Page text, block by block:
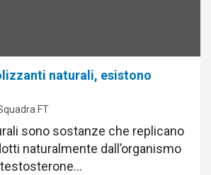
naturali, esistono
FT
sono sostanze che replicano
naturalmente dall’organismo